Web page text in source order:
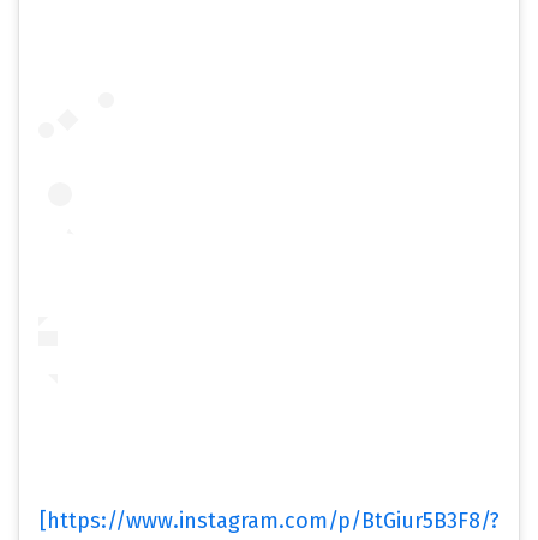
[https://www.instagram.com/p/BtGiur5B3F8/?